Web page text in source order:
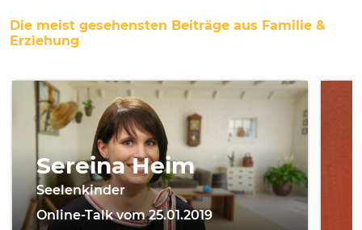
Die meist gesehensten Beiträge aus Familie &
Erziehung
Sereina Heim
Seelenkinder
Online-Talk vom 25.01.2019